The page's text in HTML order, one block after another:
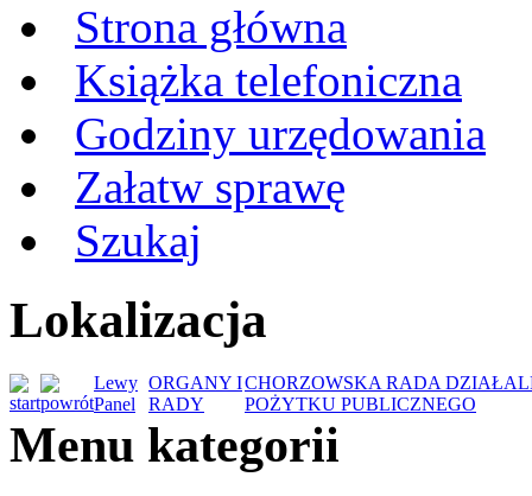
Strona główna
Książka telefoniczna
Godziny urzędowania
Załatw sprawę
Szukaj
Lokalizacja
Lewy
Panel
ORGANY I
RADY
CHORZOWSKA RADA
POŻYTKU PUBLICZNEGO
Menu kategorii